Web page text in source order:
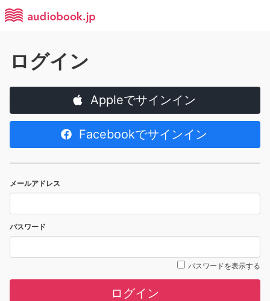
ログイン
Appleでサインイン
Facebookでサインイン
メールアドレス
パスワード
パスワードを表示する
ログイン